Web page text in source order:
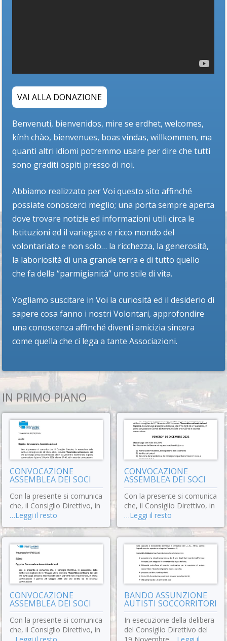
VAI ALLA DONAZIONE
Benvenuti, bienvenidos, mire se erdhet, welcomes,
kính chào, bienvenues, boas vindas, willkommen, ma
quanti altri idiomi potremmo usare per dire che tutti
sono graditi ospiti presso di noi.
Abbiamo realizzato per Voi questo sito affinché
possiate conoscerci meglio; una porta sempre aperta
dove trovare notizie ed informazioni utili circa le
Istituzioni ed il variegato e ricco mondo del
volontariato e non solo… la ricchezza, la generosità,
la laboriosità di una grande terra e di tutto quello
che fa della “parmigianità” uno stile di vita.
Vogliamo suscitare in Voi la curiosità ed il desiderio di
sapere cosa fanno i nostri Volontari, approfondire
una conoscenza affinché diventi amicizia sincera
come quella che ci lega a tante Associazioni.
IN PRIMO PIANO
CONVOCAZIONE
ASSEMBLEA DEI SOCI
Con la presente si comunica
che, il Consiglio Direttivo, in
…Leggi il resto
CONVOCAZIONE
ASSEMBLEA DEI SOCI
Con la presente si comunica
che, il Consiglio Direttivo, in
…Leggi il resto
CONVOCAZIONE
ASSEMBLEA DEI SOCI
Con la presente si comunica
che, il Consiglio Direttivo, in
BANDO ASSUNZIONE
AUTISTI SOCCORRITORI
In esecuzione della delibera
del Consiglio Direttivo del